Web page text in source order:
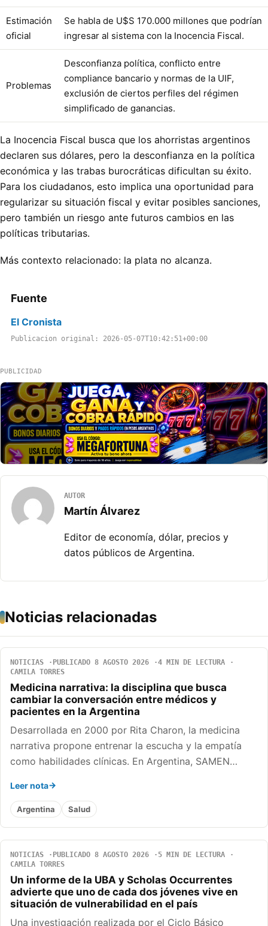
Estimación
oficial
Se habla de U$S 170.000 millones que podrían
ingresar al sistema con la Inocencia Fiscal.
Problemas
Desconfianza política, conflicto entre
compliance bancario y normas de la UIF,
exclusión de ciertos perfiles del régimen
simplificado de ganancias.
La Inocencia Fiscal busca que los ahorristas argentinos
declaren sus dólares, pero la desconfianza en la política
económica y las trabas burocráticas dificultan su éxito.
Para los ciudadanos, esto implica una oportunidad para
regularizar su situación fiscal y evitar posibles sanciones,
pero también un riesgo ante futuros cambios en las
políticas tributarias.
Más contexto relacionado: la plata no alcanza.
Fuente
El Cronista
Publicacion original: 2026-05-07T10:42:51+00:00
PUBLICIDAD
AUTOR
Martín Álvarez
Editor de economía, dólar, precios y
datos públicos de Argentina.
Noticias relacionadas
NOTICIAS PUBLICADO 8 AGOSTO 2026
4 MIN DE LECTURA
CAMILA TORRES
Medicina narrativa: la disciplina que busca
cambiar la conversación entre médicos y
pacientes en la Argentina
Desarrollada en 2000 por Rita Charon, la medicina
narrativa propone entrenar la escucha y la empatía
como habilidades clínicas. En Argentina, SAMEN…
Leer nota
Argentina Salud
NOTICIAS PUBLICADO 8 AGOSTO 2026
5 MIN DE LECTURA
CAMILA TORRES
Un informe de la UBA y Scholas Occurrentes
advierte que uno de cada dos jóvenes vive en
situación de vulnerabilidad en el país
Una investigación realizada por el Ciclo Básico